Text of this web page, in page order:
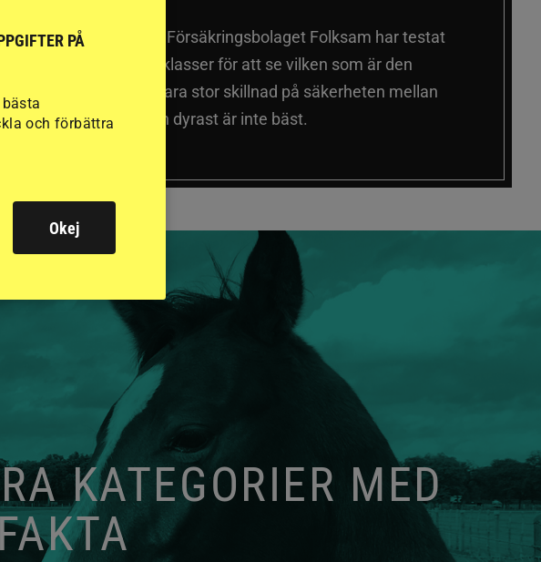
test av ridhjälmar Försäkringsbolaget Folksam har testat
15 ridhjälmar i olika prisklasser för att se vilken som är den
säkraste. Det visar sig vara stor skillnad på säkerheten mellan
olika hjälmarna – och dyrast är inte bäst.
KATEGORIER MED
PÅ
och förbättra
Okej